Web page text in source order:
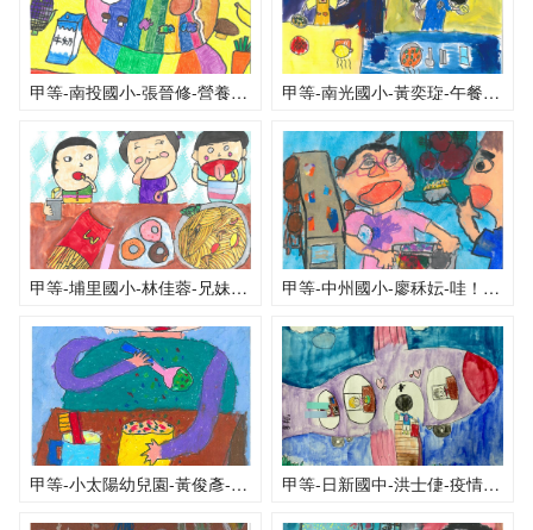
甲等-南投國小-張晉修-營養美味的午餐 甲等-南光國小-黃奕琁-午餐時光
甲等-埔里國小-林佳蓉-兄妹三人的午餐時光 甲等-中州國小-廖秝妘-哇！好香的午餐啊
甲等-小太陽幼兒園-黃俊彥-用餐時間 甲等-日新國中-洪士倢-疫情過後要出去玩